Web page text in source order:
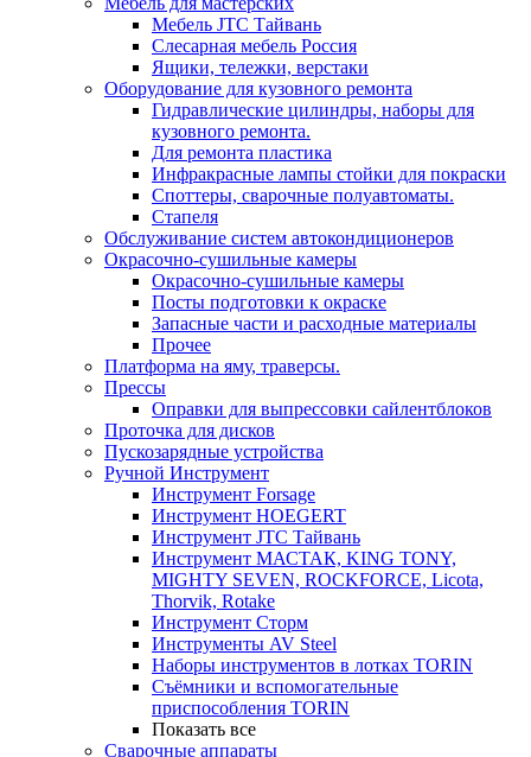
Мебель JTC Тайвань
Слесарная мебель Россия
Ящики, тележки, верстаки
Оборудование для кузовного ремонта
Гидравлические цилиндры, наборы для
кузовного ремонта.
Для ремонта пластика
Инфракрасные лампы стойки для покраски
Споттеры, сварочные полуавтоматы.
Стапеля
Обслуживание систем автокондиционеров
Окрасочно-сушильные камеры
Окрасочно-сушильные камеры
Посты подготовки к окраске
Запасные части и расходные материалы
Прочее
Платформа на яму, траверсы.
Прессы
Оправки для выпрессовки сайлентблоков
Проточка для дисков
Пускозарядные устройства
Ручной Инструмент
Инструмент Forsage
Инструмент HOEGERT
Инструмент JTC Тайвань
Инструмент МАСТАК, KING TONY,
MIGHTY SEVEN, ROCKFORCE, Licota,
Thorvik, Rotake
Инструмент Сторм
Инструменты AV Steel
Наборы инструментов в лотках TORIN
Съёмники и вспомогательные
приспособления TORIN
Показать все
Сварочные аппараты